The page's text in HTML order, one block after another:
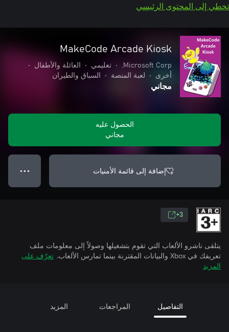
تخطي إلى المحتوى الرئيسي
MakeCode Arcade Kiosk
Microsoft Corp.
• تعليمي • العائلة والأطفال
•
أخرى
• لعبة المنصة • السباق والطيران
مجاني
الحصول عليه
مجاني
إضافة إلى قائمة الأمنيات ● ● ●
3+
يتلقى ناشرو الألعاب التي تقوم بتشغيلها وصولاً إلى معلومات ملف
تعريفك في Xbox والبيانات المقترنة بينما تمارس الألعاب.
تعرّف على
المزيد
التفاصيل المراجعات المزيد